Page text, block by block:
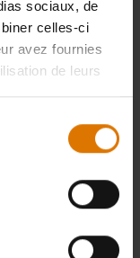
sociaux, de
celles-ci
avez fournies
de leurs